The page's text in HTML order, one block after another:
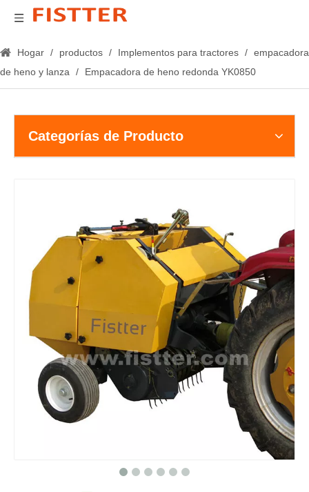
Hogar / productos / Implementos para tractores / empacadora
de heno y lanza
/ Empacadora de heno redonda YK0850
Categorías de Producto